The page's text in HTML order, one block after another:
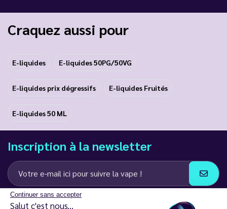
Continuer sans accepter
Salut c'est nous...
Craquez aussi pour
E-liquides E-liquides 50PG/50VG
E-liquides prix dégressifs E-liquides Fruités
E-liquides 50 ML
Inscription à la newsletter
J’accepte de recevoir des communications e-mail et SMS de la part de
LD Groupe